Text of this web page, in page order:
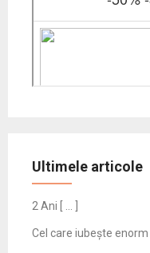
Ultimele articole
2 Ani [ … ]
Cel care iubește enorm